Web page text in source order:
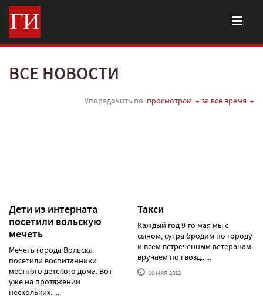
ВСЕ НОВОСТИ
Упорядочить по: просмотрам за все время
Дети из интерната
посетили вольскую
мечеть
Мечеть города Вольска
посетили воспитанники
местного детского дома. Вот
уже на протяжении
нескольких......
Такси
Каждый год 9-го мая мы с
сыном, сутра бродим по городу
и всем встреченным ветеранам
вручаем по гвозд......
10 МАЯ'2012